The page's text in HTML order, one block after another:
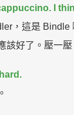
I
，這是 Bindle
該好了。壓一壓